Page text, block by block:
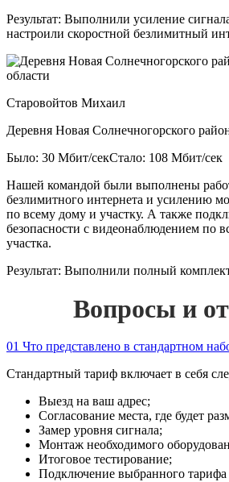
Результат: Выполнили усиление
настроили скоростной безлимитный
Старовойтов Михаил
Деревня Новая Солнечногорского
Было: 30 Мбит/секСтало: 108 Мбит/сек
Нашей командой были выполнены
безлимитного интернета и усилению
по всему дому и участку. А также
безопасности с видеонаблюдением по
участка.
Результат: Выполнили полный
Вопросы и
01 Что представлено в стандартном
Стандартный тариф включает в себя
Выезд на ваш адрес;
Согласование места, где будет
Замер уровня сигнала;
Монтаж необходимого
Итоговое тестирование;
Подключение выбранного тарифа